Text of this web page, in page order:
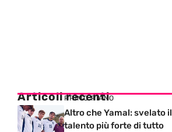
Articoli recenti
PRIMO PIANO
Altro che Yamal: svelato il
talento più forte di tutto